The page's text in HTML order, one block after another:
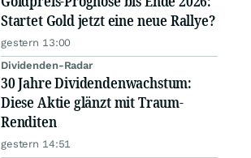
Startet Gold jetzt eine neue Rallye?
gestern 13:00
Dividenden-Radar
30 Jahre Dividendenwachstum:
Diese Aktie glänzt mit Traum-
Renditen
gestern 14:51